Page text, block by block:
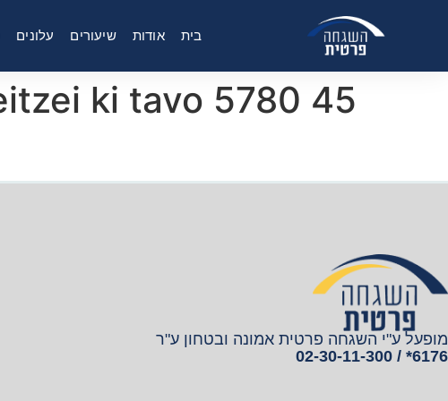
בית אודות שיעורים עלונים
45 parshiyos ki teitzei ki tavo 5780
מופעל ע"י השגחה פרטית אמונה ובטחון ע"ר
6176* / 02-30-11-300